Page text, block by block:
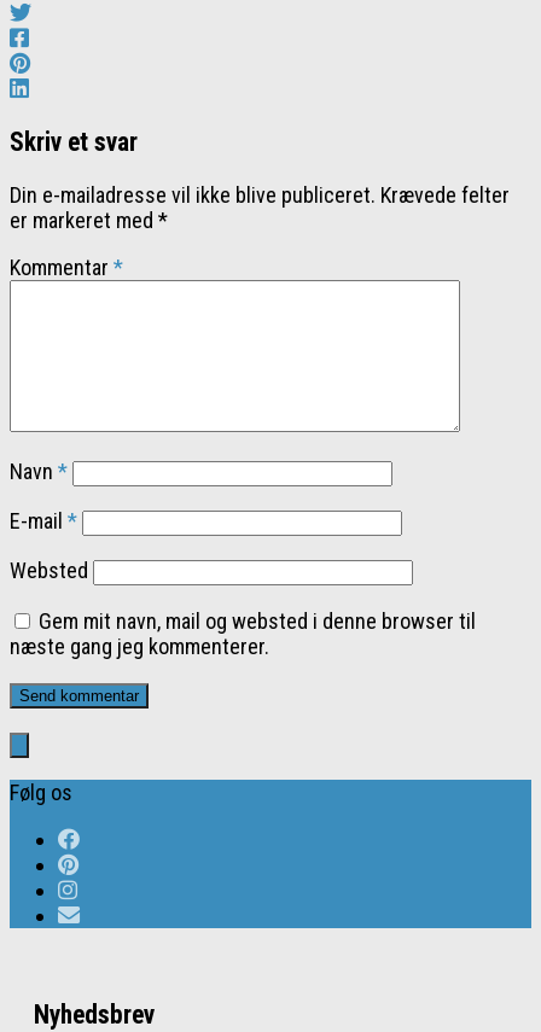
Skriv et svar
Din e-mailadresse vil ikke blive publiceret. Krævede felter
er markeret med *
Kommentar *
Navn *
E-mail *
Websted
Gem mit navn, mail og websted i denne browser til
næste gang jeg kommenterer.
Følg os
Nyhedsbrev